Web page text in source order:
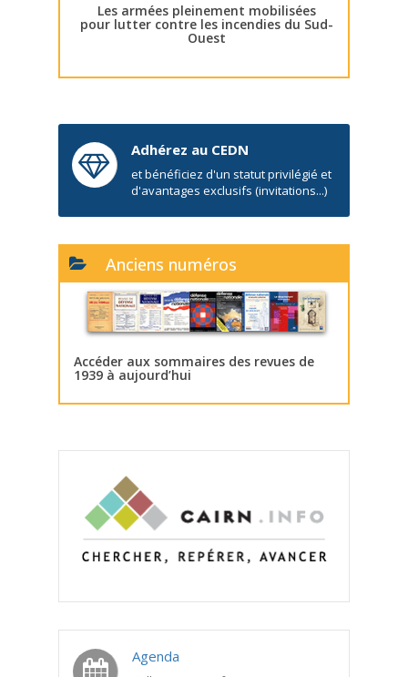
Les armées pleinement mobilisées
pour lutter contre les incendies du Sud-
Ouest
Adhérez au CEDN
et bénéficiez d'un statut privilégié et
d'avantages exclusifs (invitations...)
Anciens numéros
Accéder aux sommaires des revues de
1939 à aujourd’hui
Agenda